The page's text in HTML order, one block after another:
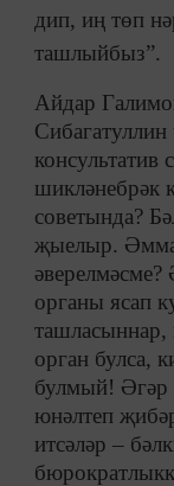
дип, иң төп
ташлыйбыз”.
Айдар
консультатив
шикләнебрәк
советында?
җыелыр. Әмма
органы ясап
орган булса,
булмый! Әгәр
юнәлтеп
итсәләр –